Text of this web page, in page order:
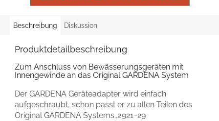
Beschreibung Diskussion
Produktdetailbeschreibung
Zum Anschluss von Bewässerungsgeräten mit
Innengewinde an das Original GARDENA System
Der GARDENA Geräteadapter wird einfach
aufgeschraubt, schon passt er zu allen Teilen des
Original GARDENA Systems..2921-29